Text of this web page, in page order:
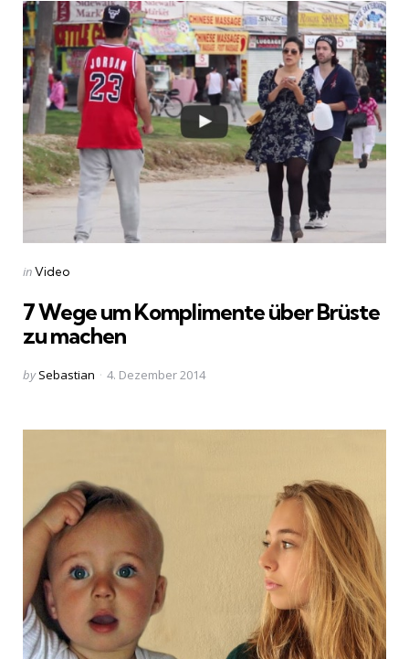
Categories
Posted
inVideo
7 Wege um Komplimente über Brüste
zu machen
Posted
by Sebastian 4. Dezember 2014